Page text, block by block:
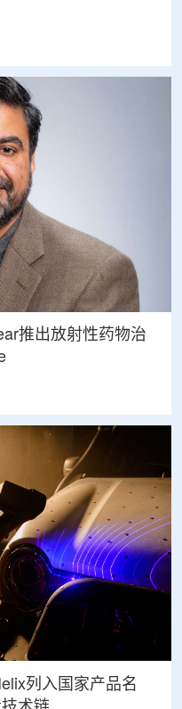
推出放射性药物治
列入国家产品名